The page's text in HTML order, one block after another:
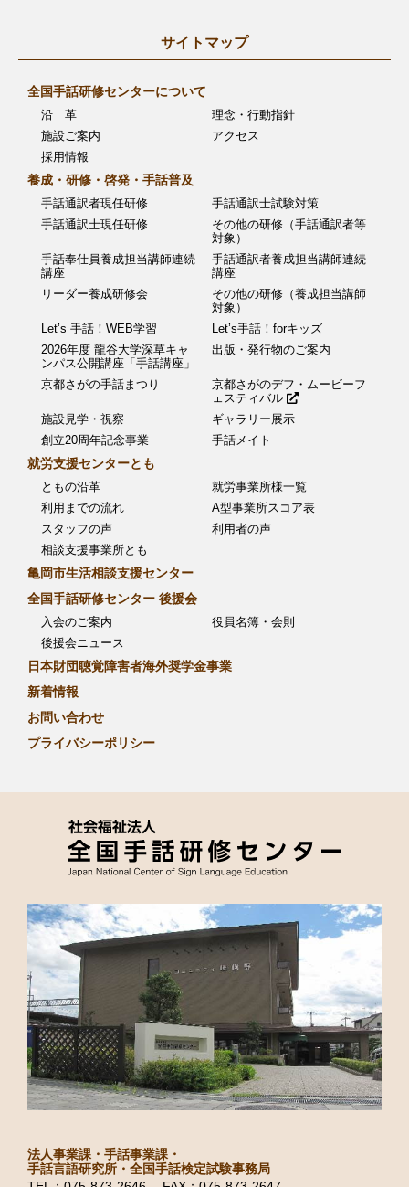
サイトマップ
全国手話研修センターについて
沿 革
理念・行動指針
施設ご案内
アクセス
採用情報
養成・研修・啓発・手話普及
手話通訳者現任研修
手話通訳士試験対策
手話通訳士現任研修
その他の研修（手話通訳者等
対象）
手話奉仕員養成担当講師連続
講座
手話通訳者養成担当講師連続
講座
リーダー養成研修会
その他の研修（養成担当講師
対象）
Let’s 手話！WEB学習
Let’s手話！forキッズ
2026年度 龍谷大学深草キャ
ンパス公開講座「手話講座」
出版・発行物のご案内
京都さがの手話まつり
京都さがのデフ・ムービーフ
ェスティバル
施設見学・視察
ギャラリー展示
創立20周年記念事業
手話メイト
就労支援センターとも
ともの沿革
就労事業所様一覧
利用までの流れ
A型事業所スコア表
スタッフの声
利用者の声
相談支援事業所とも
亀岡市生活相談支援センター
全国手話研修センター 後援会
入会のご案内
役員名簿・会則
後援会ニュース
日本財団聴覚障害者海外奨学金事業
新着情報
お問い合わせ
プライバシーポリシー
法人事業課・手話事業課・
手話言語研究所・全国手話検定試験事務局